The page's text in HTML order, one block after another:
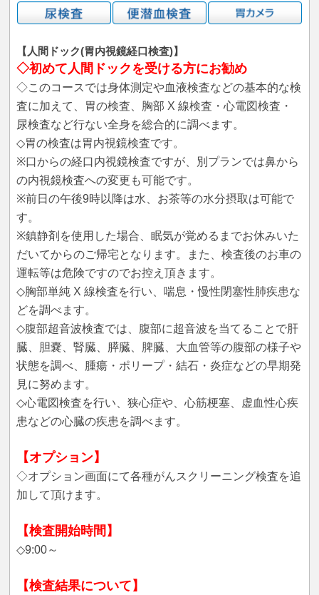
【人間ドック(胃内視鏡経口検査)】
◇初めて人間ドックを受ける方にお勧め
◇このコースでは身体測定や血液検査などの基本的な検
査に加えて、胃の検査、胸部 X 線検査・心電図検査・
尿検査など行ない全身を総合的に調べます。
◇胃の検査は胃内視鏡検査です。
※口からの経口内視鏡検査ですが、別プランでは鼻から
の内視鏡検査への変更も可能です。
※前日の午後9時以降は水、お茶等の水分摂取は可能で
す。
※鎮静剤を使用した場合、眠気が覚めるまでお休みいた
だいてからのご帰宅となります。また、検査後のお車の
運転等は危険ですのでお控え頂きます。
◇胸部単純 X 線検査を行い、喘息・慢性閉塞性肺疾患な
どを調べます。
◇腹部超音波検査では、腹部に超音波を当てることで肝
臓、胆嚢、腎臓、膵臓、脾臓、大血管等の腹部の様子や
状態を調べ、腫瘍・ポリープ・結石・炎症などの早期発
見に努めます。
◇心電図検査を行い、狭心症や、心筋梗塞、虚血性心疾
患などの心臓の疾患を調べます。
【オプション】
◇オプション画面にて各種がんスクリーニング検査を追
加して頂けます。
【検査開始時間】
◇9:00～
【検査結果について】